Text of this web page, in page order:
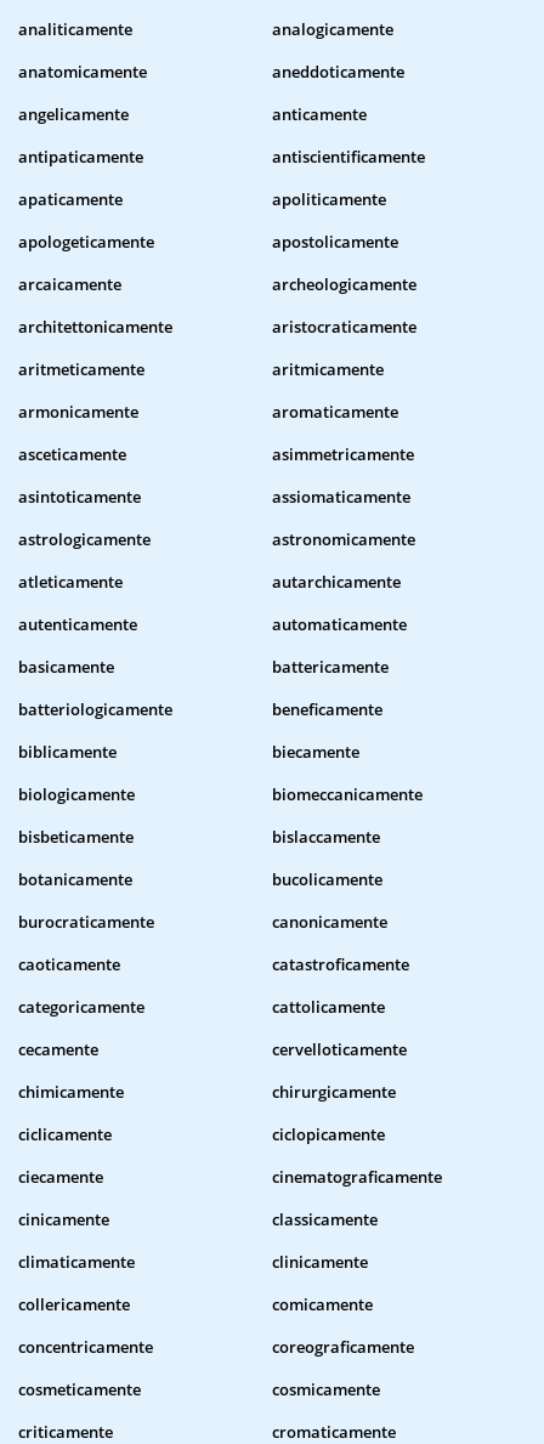
analiticamente
analogicamente
anatomicamente
aneddoticamente
angelicamente
anticamente
antipaticamente
antiscientificamente
apaticamente
apoliticamente
apologeticamente
apostolicamente
arcaicamente
archeologicamente
architettonicamente
aristocraticamente
aritmeticamente
aritmicamente
armonicamente
aromaticamente
asceticamente
asimmetricamente
asintoticamente
assiomaticamente
astrologicamente
astronomicamente
atleticamente
autarchicamente
autenticamente
automaticamente
basicamente
battericamente
batteriologicamente
beneficamente
biblicamente
biecamente
biologicamente
biomeccanicamente
bisbeticamente
bislaccamente
botanicamente
bucolicamente
burocraticamente
canonicamente
caoticamente
catastroficamente
categoricamente
cattolicamente
cecamente
cervelloticamente
chimicamente
chirurgicamente
ciclicamente
ciclopicamente
ciecamente
cinematograficamente
cinicamente
classicamente
climaticamente
clinicamente
collericamente
comicamente
concentricamente
coreograficamente
cosmeticamente
cosmicamente
criticamente
cromaticamente